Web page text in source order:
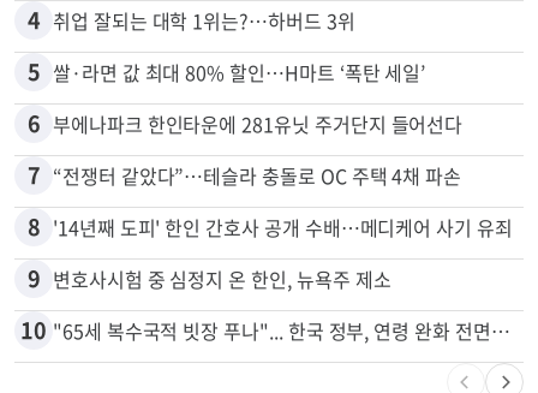
4 취업 잘되는 대학 1위는?…하버드 3위
5 쌀·라면 값 최대 80% 할인…H마트 ‘폭탄 세일’
6 부에나파크 한인타운에 281유닛 주거단지 들어선다
7 “전쟁터 같았다”…테슬라 충돌로 OC 주택 4채 파손
8 '14년째 도피' 한인 간호사 공개 수배…메디케어 사기 유죄
9 변호사시험 중 심정지 온 한인, 뉴욕주 제소
10 "65세 복수국적 빗장 푸나"... 한국 정부, 연령 완화 전면 추진